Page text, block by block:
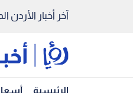
آخر أخبار الأردن
الرئيسية